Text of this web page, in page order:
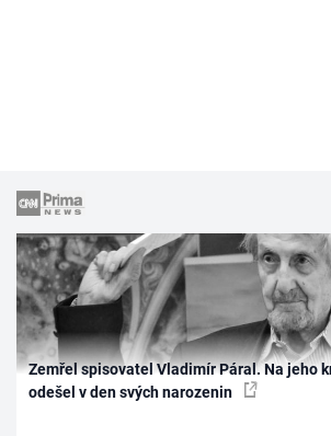
Zemřel spisovatel Vladimír Páral. Na jeho
odešel v den svých narozenin